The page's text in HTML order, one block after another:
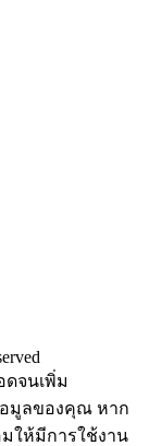
ดจนเพิ่ม
มูลของคุณ หาก
ให้มีการใช้งาน